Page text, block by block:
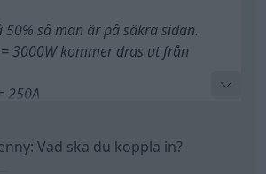
50% så man är på säkra sidan.
3000W kommer dras ut från
250A
effekt i 1h går det då åt 250Ah.
vill man i regel inte dränera mer
Vad ska du koppla in?